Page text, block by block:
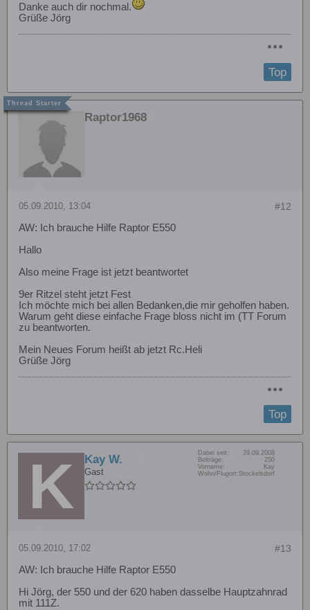
Danke auch dir nochmal.
Grüße Jörg
Top
Raptor1968
#12
05.09.2010, 13:04
AW: Ich brauche Hilfe Raptor E550
Hallo
Also meine Frage ist jetzt beantwortet
9er Ritzel steht jetzt Fest
Ich möchte mich bei allen Bedanken,die mir geholfen haben.
Warum geht diese einfache Frage bloss nicht im (TT Forum
zu beantworten.
Mein Neues Forum heißt ab jetzt Rc.Heli
Grüße Jörg
Top
Kay W.
Gast
Dabei seit:
29.09.2008
Beiträge:
250
Vorname:
Kay
Wohn/Flugort: Stockelsdorf
#13
05.09.2010, 17:02
AW: Ich brauche Hilfe Raptor E550
Hi Jörg, der 550 und der 620 haben dasselbe Hauptzahnrad
mit 111Z.